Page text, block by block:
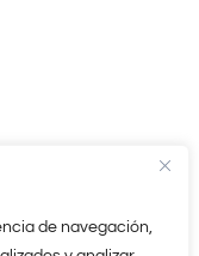
de navegación,